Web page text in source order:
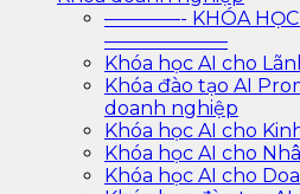
————- KHÓA HỌC
——————–
Khóa học AI cho
Khóa đào tạo AI
doanh nghiệp
Khóa học AI cho
Khóa học AI cho
Khóa học AI cho